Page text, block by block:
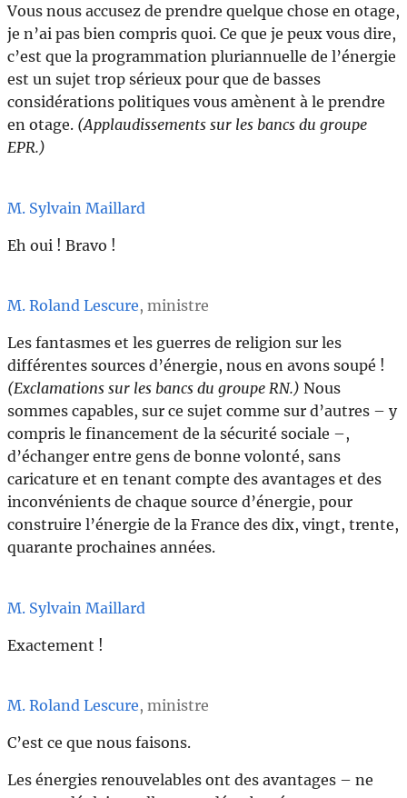
Vous nous accusez de prendre quelque chose en otage,
je n’ai pas bien compris quoi. Ce que je peux vous dire,
c’est que la programmation pluriannuelle de l’énergie
est un sujet trop sérieux pour que de basses
considérations politiques vous amènent à le prendre
en otage. (Applaudissements sur les bancs du groupe
EPR.)
M. Sylvain Maillard
Eh oui ! Bravo !
M. Roland Lescure, ministre
Les fantasmes et les guerres de religion sur les
différentes sources d’énergie, nous en avons soupé !
(Exclamations sur les bancs du groupe RN.) Nous
sommes capables, sur ce sujet comme sur d’autres – y
compris le financement de la sécurité sociale –,
d’échanger entre gens de bonne volonté, sans
caricature et en tenant compte des avantages et des
inconvénients de chaque source d’énergie, pour
construire l’énergie de la France des dix, vingt, trente,
quarante prochaines années.
M. Sylvain Maillard
Exactement !
M. Roland Lescure, ministre
C’est ce que nous faisons.
Les énergies renouvelables ont des avantages – ne